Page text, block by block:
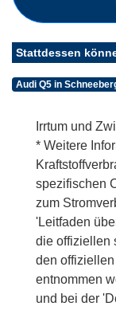
Stattdessen
Audi Q5 in
Irrtum und
* Weitere
spezifischen
zum
'Leitfaden
die offiziellen
den
entnommen
und bei der